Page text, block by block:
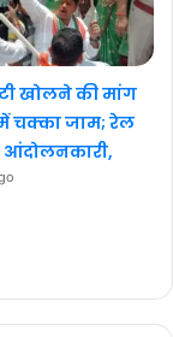
खोलने की मांग
चक्का जाम; रेल
आंदोलनकारी,